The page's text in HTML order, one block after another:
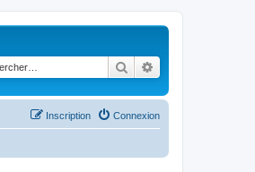
Rechercher
Connexion
Inscription